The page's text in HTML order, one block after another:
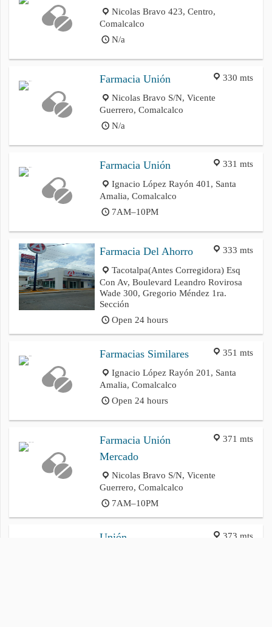
Nicolas Bravo 423, Centro,
Comalcalco
N/a
330 mts
Farmacia Unión
Nicolas Bravo S/N, Vicente
Guerrero, Comalcalco
N/a
331 mts
Farmacia Unión
Ignacio López Rayón 401, Santa
Amalia, Comalcalco
7AM–10PM
333 mts
Farmacia Del Ahorro
Tacotalpa(Antes Corregidora) Esq
Con Av, Boulevard Leandro Rovirosa
Wade 300, Gregorio Méndez 1ra.
Sección
Open 24 hours
351 mts
Farmacias Similares
Ignacio López Rayón 201, Santa
Amalia, Comalcalco
Open 24 hours
371 mts
Farmacia Unión
Mercado
Nicolas Bravo S/N, Vicente
Guerrero, Comalcalco
7AM–10PM
373 mts
Unión